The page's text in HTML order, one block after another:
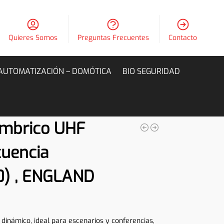
Quieres Somos Preguntas Frecuentes Contacto
– DOMÓTICA BIO SEGURIDAD
UHF
, ENGLAND
ideal para escenarios y conferencias,